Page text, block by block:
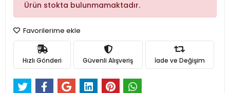
Ürün stokta bulunmamaktadır.
Favorilerime ekle
Hızlı Gönderi Güvenli Alışveriş İade ve Değişim